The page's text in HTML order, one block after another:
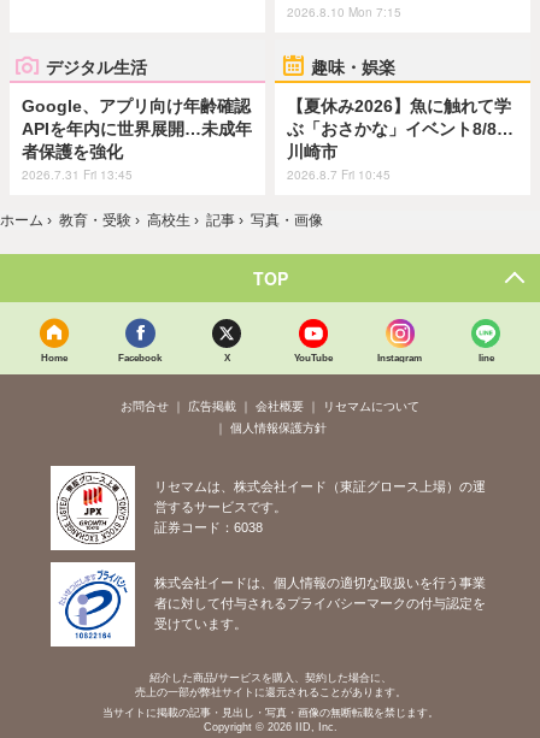
2026.8.10 Mon 7:15
デジタル生活
Google、アプリ向け年齢確認
APIを年内に世界展開…未成年
者保護を強化
2026.7.31 Fri 13:45
趣味・娯楽
【夏休み2026】魚に触れて学
ぶ「おさかな」イベント8/8…
川崎市
2026.8.7 Fri 10:45
ホーム › 教育・受験 › 高校生 › 記事 › 写真・画像
TOP
Home Facebook X YouTube Instagram line
お問合せ 広告掲載 会社概要
リセマムについて
個人情報保護方針
リセマムは、株式会社イード（東証グロース上場）の運
営するサービスです。
証券コード：6038
株式会社イードは、個人情報の適切な取扱いを行う事業
者に対して付与されるプライバシーマークの付与認定を
受けています。
紹介した商品/サービスを購入、契約した場合に、
売上の一部が弊社サイトに還元されることがあります。
当サイトに掲載の記事・見出し・写真・画像の無断転載を禁じます。
Copyright © 2026 IID, Inc.